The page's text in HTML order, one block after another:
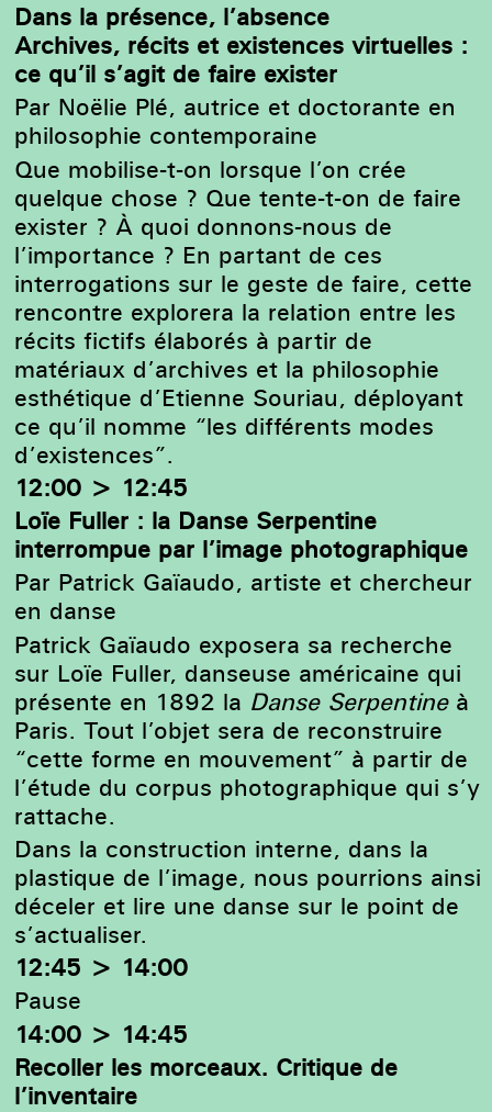
Dans la présence, l’absence
Archives, récits et existences virtuelles :
ce qu’il s’agit de faire exister
Par Noëlie Plé, autrice et doctorante en
philosophie contemporaine
Que mobilise-t-on lorsque l’on crée
quelque chose ? Que tente-t-on de faire
exister ? À quoi donnons-nous de
l’importance ? En partant de ces
interrogations sur le geste de faire, cette
rencontre explorera la relation entre les
récits fictifs élaborés à partir de
matériaux d’archives et la philosophie
esthétique d’Etienne Souriau, déployant
ce qu’il nomme “les différents modes
d’existences”.
12:00 > 12:45
Loïe Fuller : la Danse Serpentine
interrompue par l’image photographique
Par Patrick Gaïaudo, artiste et chercheur
en danse
Patrick Gaïaudo exposera sa recherche
sur Loïe Fuller, danseuse américaine qui
présente en 1892 la Danse Serpentineà
Paris. Tout l’objet sera de reconstruire
“cette forme en mouvement” à partir de
l’étude du corpus photographique qui s’y
rattache.
Dans la construction interne, dans la
plastique de l’image, nous pourrions ainsi
déceler et lire une danse sur le point de
s’actualiser.
12:45 > 14:00
Pause
14:00 > 14:45
Recoller les morceaux. Critique de
l’inventaire